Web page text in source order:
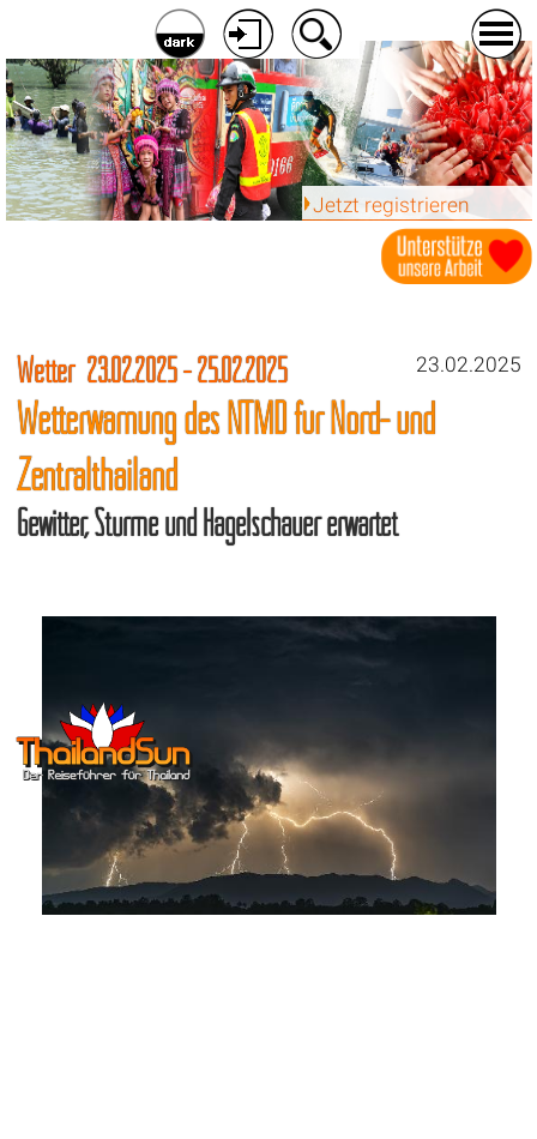
Jetzt registrieren
23.02.2025
Wetter 23.02.2025 - 25.02.2025
Wetterwarnung des NTMD für Nord- und
Zentralthailand
Gewitter, Stürme und Hagelschauer erwartet